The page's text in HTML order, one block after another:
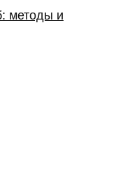
методы и